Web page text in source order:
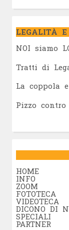
LEGALITÀ
NOI siamo
Tratti di
La coppola
Pizzo contro
HOME
INFO
ZOOM
FOTOTECA
VIDEOTECA
DICONO DI
SPECIALI
PARTNER